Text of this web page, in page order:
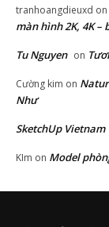
tranhoangdieuxd on
màn hình 2K, 4K –
Tu Nguyen on
Cường kim on
Như
SketchUp Vietnam
KIm on Model